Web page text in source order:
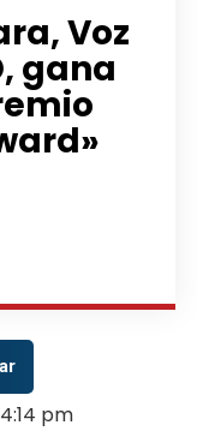
Voz
gana
4:14 pm